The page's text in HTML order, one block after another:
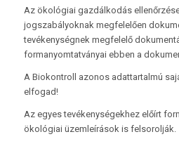
Az ökológiai gazdálkodás
jogszabályoknak megfelelően
tevékenységnek megfelelő
formanyomtatványai ebben a
A Biokontroll azonos adattartalmú
elfogad!
Az egyes tevékenységekhez előírt
ökológiai üzemleírások is felsorolják.